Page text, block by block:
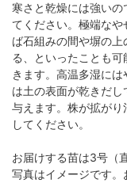
寒さと乾燥には強い
てください。極端な
ば石組みの間や塀の
る、といったことも
きます。高温多湿に
は土の表面が乾きだ
与えます。株が拡が
してください。
お届けする苗は3号（
写真はイメージです。